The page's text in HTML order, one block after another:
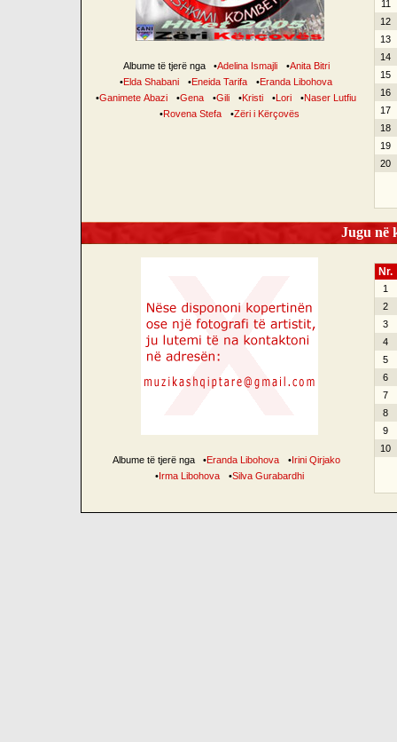
Albume të tjerë nga •Adelina Ismajli •Anita Bitri
•Elda Shabani •Eneida Tarifa •Eranda Libohova
•Ganimete Abazi •Gena •Gili •Kristi •Lori •Naser Lutfiu
•Rovena Stefa •Zëri i Kërçovës
11
12
13
14
15
16
17
18
19
20
Jugu në
Albume të tjerë nga •Eranda Libohova •Irini Qirjako
•Irma Libohova •Silva Gurabardhi
Nr.
1
2
3
4
5
6
7
8
9
10